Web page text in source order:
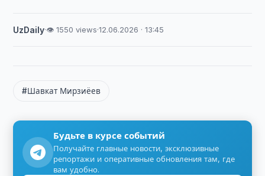
UzDaily·👁 1550 views·12.06.2026 · 13:45
#Шавкат Мирзиёев
Будьте в курсе событий
Получайте главные новости, эксклюзивные
репортажи и оперативные обновления там, где
вам удобно.